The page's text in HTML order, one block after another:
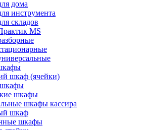
дома
инструмента
складов
MS
шкаф (ячейки)
шкафы
шкафы кассира
шкаф
шкафы